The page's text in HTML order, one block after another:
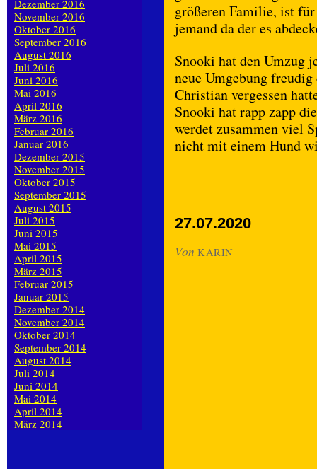
größeren Familie, ist
jemand da der es
Snooki hat den Umzug
neue Umgebung
Christian vergessen
Snooki hat rapp zapp
werdet zusammen viel
nicht mit einem Hund
27.07.2020
Von KARIN
Dezember 2016
November 2016
Oktober 2016
September 2016
August 2016
Juli 2016
Juni 2016
Mai 2016
April 2016
März 2016
Februar 2016
Januar 2016
Dezember 2015
November 2015
Oktober 2015
September 2015
August 2015
Juli 2015
Juni 2015
Mai 2015
April 2015
März 2015
Februar 2015
Januar 2015
Dezember 2014
November 2014
Oktober 2014
September 2014
August 2014
Juli 2014
Juni 2014
Mai 2014
April 2014
März 2014